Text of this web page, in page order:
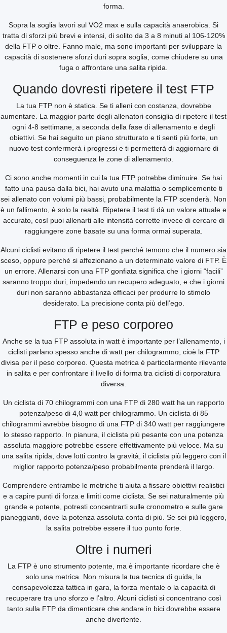
forma.
Sopra la soglia lavori sul VO2 max e sulla capacità anaerobica. Si
tratta di sforzi più brevi e intensi, di solito da 3 a 8 minuti al 106-120%
della FTP o oltre. Fanno male, ma sono importanti per sviluppare la
capacità di sostenere sforzi duri sopra soglia, come chiudere su una
fuga o affrontare una salita ripida.
Quando dovresti ripetere il test FTP
La tua FTP non è statica. Se ti alleni con costanza, dovrebbe
aumentare. La maggior parte degli allenatori consiglia di ripetere il test
ogni 4-8 settimane, a seconda della fase di allenamento e degli
obiettivi. Se hai seguito un piano strutturato e ti senti più forte, un
nuovo test confermerà i progressi e ti permetterà di aggiornare di
conseguenza le zone di allenamento.
Ci sono anche momenti in cui la tua FTP potrebbe diminuire. Se hai
fatto una pausa dalla bici, hai avuto una malattia o semplicemente ti
sei allenato con volumi più bassi, probabilmente la FTP scenderà. Non
è un fallimento, è solo la realtà. Ripetere il test ti dà un valore attuale e
accurato, così puoi allenarti alle intensità corrette invece di cercare di
raggiungere zone basate su una forma ormai superata.
Alcuni ciclisti evitano di ripetere il test perché temono che il numero sia
sceso, oppure perché si affezionano a un determinato valore di FTP. È
un errore. Allenarsi con una FTP gonfiata significa che i giorni “facili”
saranno troppo duri, impedendo un recupero adeguato, e che i giorni
duri non saranno abbastanza efficaci per produrre lo stimolo
desiderato. La precisione conta più dell’ego.
FTP e peso corporeo
Anche se la tua FTP assoluta in watt è importante per l’allenamento, i
ciclisti parlano spesso anche di watt per chilogrammo, cioè la FTP
divisa per il peso corporeo. Questa metrica è particolarmente rilevante
in salita e per confrontare il livello di forma tra ciclisti di corporatura
diversa.
Un ciclista di 70 chilogrammi con una FTP di 280 watt ha un rapporto
potenza/peso di 4,0 watt per chilogrammo. Un ciclista di 85
chilogrammi avrebbe bisogno di una FTP di 340 watt per raggiungere
lo stesso rapporto. In pianura, il ciclista più pesante con una potenza
assoluta maggiore potrebbe essere effettivamente più veloce. Ma su
una salita ripida, dove lotti contro la gravità, il ciclista più leggero con il
miglior rapporto potenza/peso probabilmente prenderà il largo.
Comprendere entrambe le metriche ti aiuta a fissare obiettivi realistici
e a capire punti di forza e limiti come ciclista. Se sei naturalmente più
grande e potente, potresti concentrarti sulle cronometro e sulle gare
pianeggianti, dove la potenza assoluta conta di più. Se sei più leggero,
la salita potrebbe essere il tuo punto forte.
Oltre i numeri
La FTP è uno strumento potente, ma è importante ricordare che è
solo una metrica. Non misura la tua tecnica di guida, la
consapevolezza tattica in gara, la forza mentale o la capacità di
recuperare tra uno sforzo e l’altro. Alcuni ciclisti si concentrano così
tanto sulla FTP da dimenticare che andare in bici dovrebbe essere
anche divertente.